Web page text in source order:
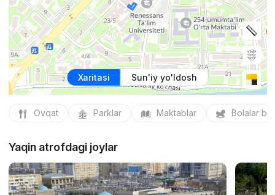
Xaritasi Sun'iy yo'ldosh
Ovqat Parklar Maktablar Bolalar
Yaqin atrofdagi joylar